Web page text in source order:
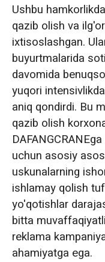
Ushbu
qazib olish va
ixtisoslashgan.
buyurtmalarida
davomida
yuqori
aniq qondirdi. Bu
qazib olish
uchun asosiy
uskunalarning
ishlamay qolish
yo'qotishlar
bitta
reklama
ahamiyatga ega.